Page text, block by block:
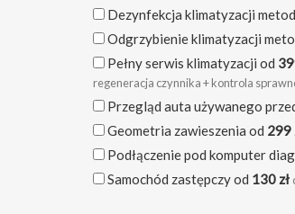
Dezynfekcja klimatyzacji
Odgrzybienie klimatyzacji
Pełny serwis klimatyzacji od
regeneracja czynnika + kontrola
Przegląd auta używanego
Geometria zawieszenia od 299
Podłączenie pod komputer
Samochód zastępczy od 130 zł